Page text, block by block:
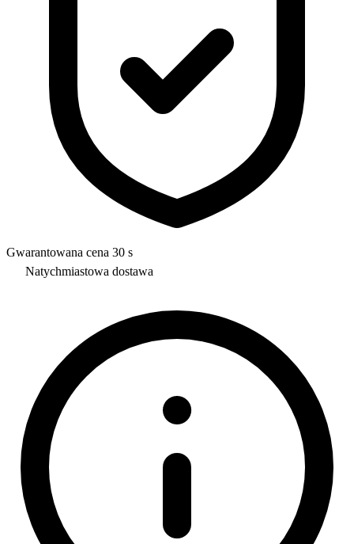
Gwarantowana cena 30 s
Natychmiastowa dostawa